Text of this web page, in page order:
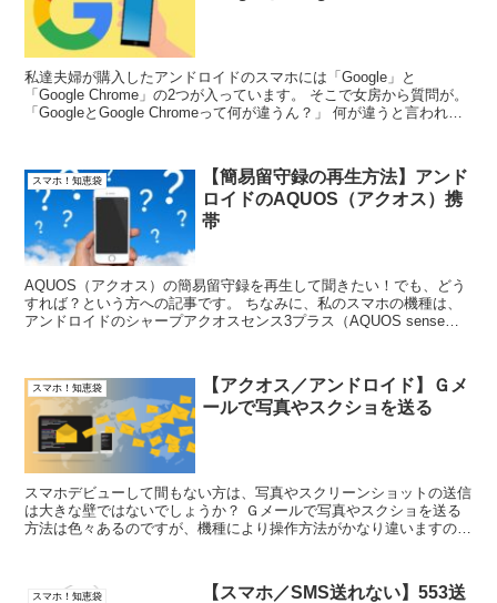
私達夫婦が購入したアンドロイドのスマホには「Google」と
「Google Chrome」の2つが入っています。 そこで女房から質問が。
「GoogleとGoogle Chromeって何が違うん？」 何が違うと言われて
スマホ！知恵袋
【簡易留守録の再生方法】アンド
ロイドのAQUOS（アクオス）携
帯
AQUOS（アクオス）の簡易留守録を再生して聞きたい！でも、どう
すれば？という方への記事です。 ちなみに、私のスマホの機種は、
アンドロイドのシャープアクオスセンス3プラス（AQUOS sense
スマホ！知恵袋
【アクオス／アンドロイド】Ｇメ
ールで写真やスクショを送る
スマホデビューして間もない方は、写真やスクリーンショットの送信
は大きな壁ではないでしょうか？ Ｇメールで写真やスクショを送る
方法は色々あるのですが、機種により操作方法がかなり違いますの
スマホ！知恵袋
【スマホ／SMS送れない】553送